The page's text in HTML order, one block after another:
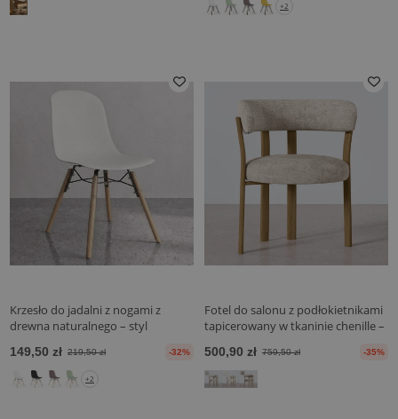
+2
Krzesło do jadalni z nogami z
drewna naturalnego – styl
Broly
149,50 zł 219,50 zł -32%
+2
Fotel do salonu z podłokietnikami
tapicerowany w tkaninie chenille –
Ergonomiczny i nowoczesny
design – Okare
500,90 zł 759,50 zł -35%